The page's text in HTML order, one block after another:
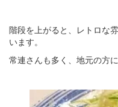
階段を上がると、レトロな
います。
常連さんも多く、地元の方